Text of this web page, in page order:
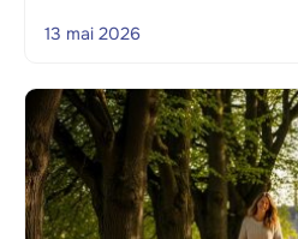
13 mai 2026